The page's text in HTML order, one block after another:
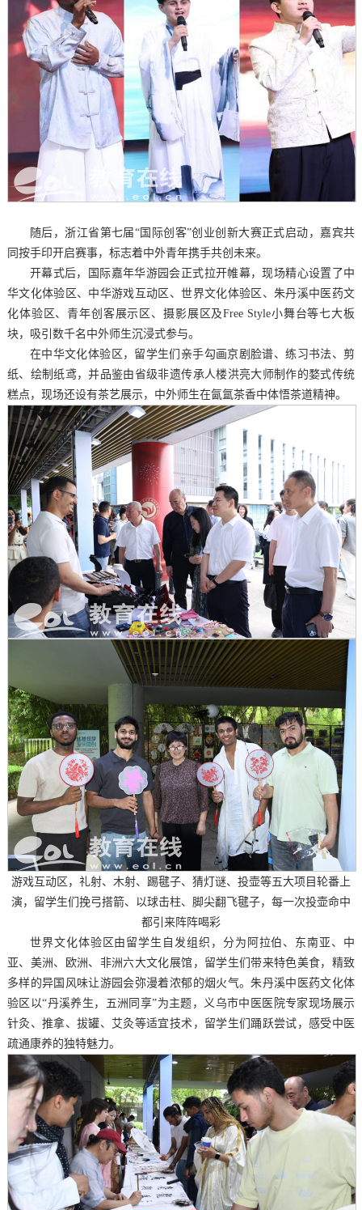
随后，浙江省第七届“国际创客”创业创新大赛正式启动，嘉宾共
同按手印开启赛事，标志着中外青年携手共创未来。
开幕式后，国际嘉年华游园会正式拉开帷幕，现场精心设置了中
华文化体验区、中华游戏互动区、世界文化体验区、朱丹溪中医药文
化体验区、青年创客展示区、摄影展区及Free Style小舞台等七大板
块，吸引数千名中外师生沉浸式参与。
在中华文化体验区，留学生们亲手勾画京剧脸谱、练习书法、剪
纸、绘制纸鸢，并品鉴由省级非遗传承人楼洪亮大师制作的婺式传统
糕点，现场还设有茶艺展示，中外师生在氤氲茶香中体悟茶道精神。
游戏互动区，礼射、木射、踢毽子、猜灯谜、投壶等五大项目轮番上
演，留学生们挽弓搭箭、以球击柱、脚尖翻飞毽子，每一次投壶命中
都引来阵阵喝彩
世界文化体验区由留学生自发组织，分为阿拉伯、东南亚、中
亚、美洲、欧洲、非洲六大文化展馆，留学生们带来特色美食，精致
多样的异国风味让游园会弥漫着浓郁的烟火气。朱丹溪中医药文化体
验区以“丹溪养生，五洲同享”为主题，义乌市中医医院专家现场展示
针灸、推拿、拔罐、艾灸等适宜技术，留学生们踊跃尝试，感受中医
疏通康养的独特魅力。